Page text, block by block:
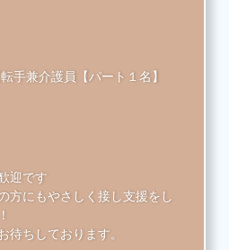
手兼介護員【パート１名】
迎です
方にもやさしく接し支援をし
待ちしております。